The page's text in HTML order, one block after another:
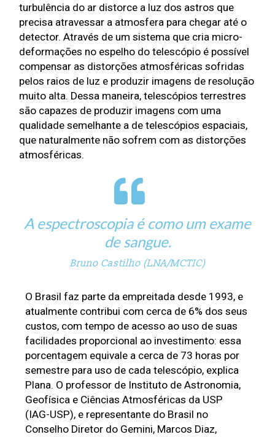
turbulência do ar distorce a luz dos astros que
precisa atravessar a atmosfera para chegar até o
detector. Através de um sistema que cria micro-
deformações no espelho do telescópio é possível
compensar as distorções atmosféricas sofridas
pelos raios de luz e produzir imagens de resolução
muito alta. Dessa maneira, telescópios terrestres
são capazes de produzir imagens com uma
qualidade semelhante a de telescópios espaciais,
que naturalmente não sofrem com as distorções
atmosféricas.
A espectroscopiaé como um exame
de sangue.
Bruno Castilho (LNA/MCTIC)
O Brasil faz parte da empreitada desde 1993, e
atualmente contribui com cerca de 6% dos seus
custos, com tempo de acesso ao uso de suas
facilidades proporcional ao investimento: essa
porcentagem equivale a cerca de 73 horas por
semestre para uso de cada telescópio, explica
Plana. O professor de Instituto de Astronomia,
Geofísica e Ciências Atmosféricas da USP
(IAG-USP), e representante do Brasil no
Conselho Diretor do Gemini, Marcos Diaz,